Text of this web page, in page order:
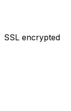
SSL encrypted